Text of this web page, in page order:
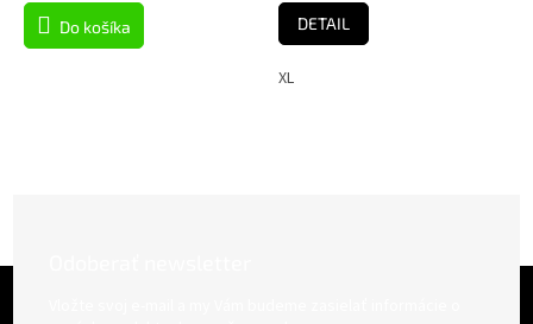
Do košíka DETAIL
XL